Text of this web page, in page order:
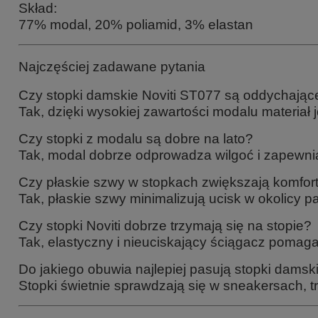
Skład:
77% modal, 20% poliamid, 3% elastan
Najczęściej zadawane pytania
Czy stopki damskie Noviti ST077 są
Tak, dzięki wysokiej zawartości modalu
Czy stopki z modalu są dobre na lato?
Tak, modal dobrze odprowadza wilgoć i
Czy płaskie szwy w stopkach zwiększają
Tak, płaskie szwy minimalizują ucisk w okolicy
Czy stopki Noviti dobrze trzymają się na stopie?
Tak, elastyczny i nieuciskający ściągacz
Do jakiego obuwia najlepiej pasują stopki
Stopki świetnie sprawdzają się w sneakersach,